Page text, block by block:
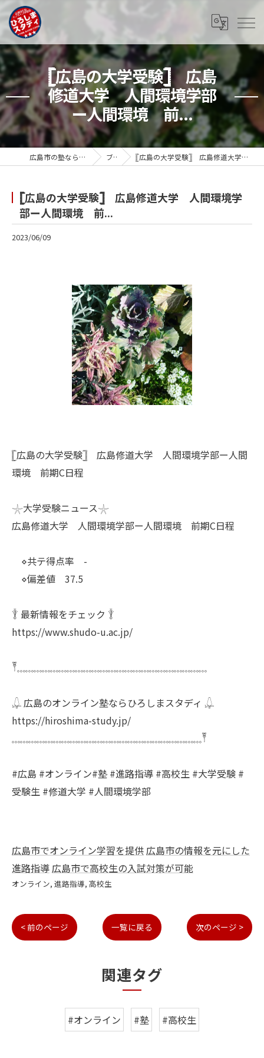
𓊈広島の大学受験𓊉 広島
修道大学 人間環境学部
ー人間環境 前...
広島市の塾ならひろしまスタディ ブログ 𓊈広島の大学受験𓊉 広島修道大学 人間環境学部ー人間環境 前...
𓊈広島の大学受験𓊉 広島修道大学 人間環境学
部ー人間環境 前...
2023/06/09
𓊈広島の大学受験𓊉 広島修道大学 人間環境学部ー人間
環境 前期C日程
𓇼大学受験ニュース𓇼
広島修道大学 人間環境学部ー人間環境 前期C日程
⋄共テ得点率 -
⋄偏差値 37.5
𓇊 最新情報をチェック 𓇊
https://www.shudo-u.ac.jp/
𓏣𓈓𓈓𓈓𓈓𓈓𓈓𓈓𓈓𓈓𓈓𓈓𓈓𓈓𓈓𓈓𓈓𓈓𓈓𓈓𓈓𓈓𓈓𓈓
𓆮 広島のオンライン塾ならひろしまスタディ 𓆮
https://hiroshima-study.jp/
𓈓𓈓𓈓𓈓𓈓𓈓𓈓𓈓𓈓𓈓𓈓𓈓𓈓𓈓𓈓𓈓𓈓𓈓𓈓𓈓𓈓𓈓𓈓𓏣
#広島 #オンライン#塾 #進路指導 #高校生 #大学受験 #
受験生 #修道大学 #人間環境学部
広島市でオンライン学習を提供広島市の情報を元にした
進路指導広島市で高校生の入試対策が可能
オンライン 進路指導 高校生
< 前のページ 一覧に戻る 次のページ >
関連タグ
#オンライン #塾 #高校生